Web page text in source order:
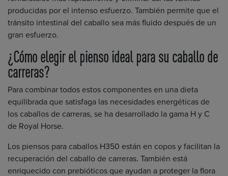
producidas por el intenso esfuerzo. También permite que el
tránsito intestinal del caballo sea más fluido después de un
gran esfuerzo.
¿Cómo elegir el pienso ideal para su caballo de
carreras?
Para combinar todos estos componentes en una dieta
equilibrada que satisfaga las necesidades energéticas de
los caballos de carreras, se ha desarrollado la gama H y C
de Royal Horse.
Los piensos para caballos H350 están en copos y facilitan la
recuperación del caballo de carreras. También está
enriquecido con prebióticos que ayudan a proteger la flora